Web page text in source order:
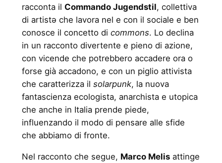
racconta il Commando Jugendstil, collettiva
di artistə che lavora nel e con il sociale e ben
conosce il concetto di commons. Lo declina
in un racconto divertente e pieno di azione,
con vicende che potrebbero accadere ora o
forse già accadono, e con un piglio attivista
che caratterizza il solarpunk, la nuova
fantascienza ecologista, anarchista e utopica
che anche in Italia prende piede,
influenzando il modo di pensare alle sfide
che abbiamo di fronte.
Nel racconto che segue, Marco Melisattinge